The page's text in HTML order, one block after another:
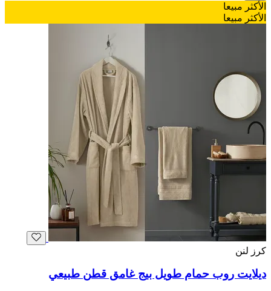
الأكثر مبيعا
الأكثر مبيعا
كرز لنن
ديلايت روب حمام طويل بيج غامق قطن طبيعي